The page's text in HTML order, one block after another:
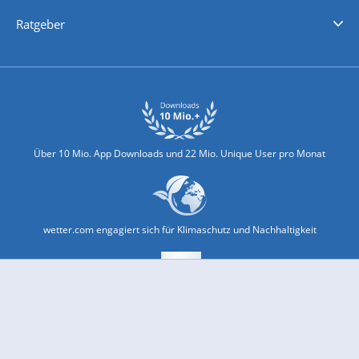
Ratgeber
Über 10 Mio. App Downloads und 22 Mio. Unique User pro Monat
wetter.com engagiert sich für Klimaschutz und Nachhaltigkeit